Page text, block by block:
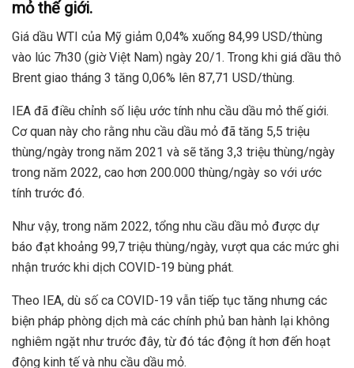
mỏ thế giới.
Giá dầu WTI của Mỹ giảm 0,04% xuống 84,99 USD/thùng
vào lúc 7h30 (giờ Việt Nam) ngày 20/1. Trong khi giá dầu thô
Brent giao tháng 3 tăng 0,06% lên 87,71 USD/thùng.
IEA đã điều chỉnh số liệu ước tính nhu cầu dầu mỏ thế giới.
Cơ quan này cho rằng nhu cầu dầu mỏ đã tăng 5,5 triệu
thùng/ngày trong năm 2021 và sẽ tăng 3,3 triệu thùng/ngày
trong năm 2022, cao hơn 200.000 thùng/ngày so với ước
tính trước đó.
Như vậy, trong năm 2022, tổng nhu cầu dầu mỏ được dự
báo đạt khoảng 99,7 triệu thùng/ngày, vượt qua các mức ghi
nhận trước khi dịch COVID-19 bùng phát.
Theo IEA, dù số ca COVID-19 vẫn tiếp tục tăng nhưng các
biện pháp phòng dịch mà các chính phủ ban hành lại không
nghiêm ngặt như trước đây, từ đó tác động ít hơn đến hoạt
động kinh tế và nhu cầu dầu mỏ.